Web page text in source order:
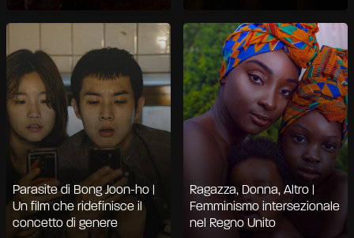
Parasite di Bong Joon-ho |
Un film che ridefinisce il
concetto di genere
Ragazza, Donna, Altro |
Femminismo intersezionale
nel Regno Unito